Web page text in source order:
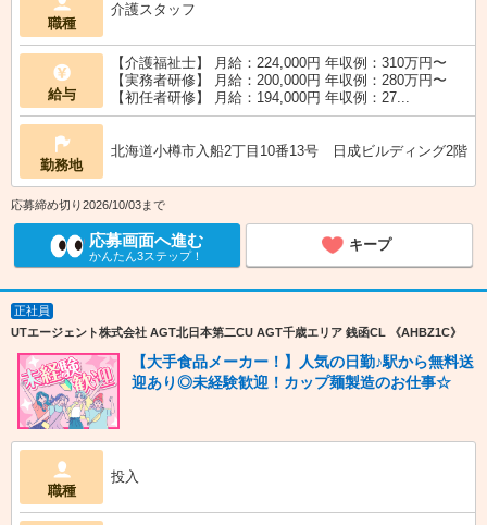
職種
介護スタッフ
給与
【介護福祉士】 月給：224,000円 年収例：310万円〜
【実務者研修】 月給：200,000円 年収例：280万円〜
【初任者研修】 月給：194,000円 年収例：27...
勤務地
北海道小樽市入船2丁目10番13号 日成ビルディング2階
応募締め切り2026/10/03まで
応募画面へ進む
かんたん3ステップ！
キープ
正社員
UTエージェント株式会社 AGT北日本第二CU AGT千歳エリア 銭函CL 《AHBZ1C》
【大手食品メーカー！】人気の日勤♪駅から無料送
迎あり◎未経験歓迎！カップ麺製造のお仕事☆
職種
投入